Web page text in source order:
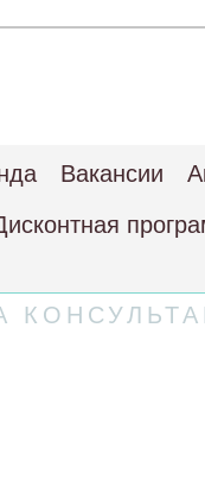
Вакансии